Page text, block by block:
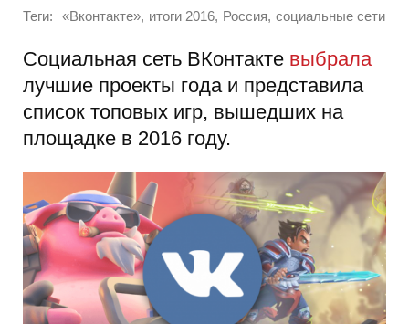
Теги: «Вконтакте», итоги 2016, Россия, социальные сети
Социальная сеть ВКонтакте выбрала
лучшие проекты года и представила
список топовых игр, вышедших на
площадке в 2016 году.